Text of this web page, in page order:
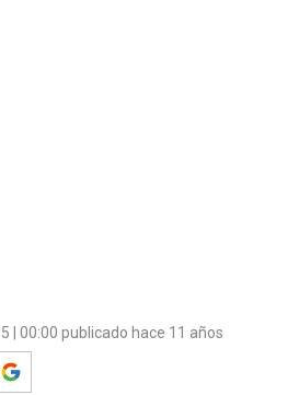
| 00:00 publicado hace 11 años